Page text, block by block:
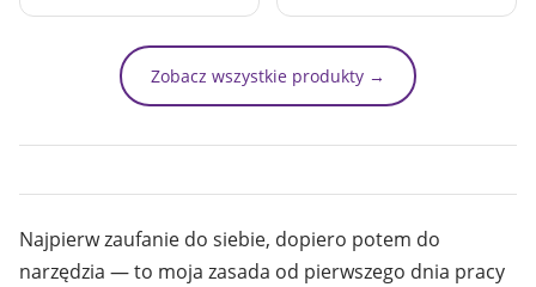
Zobacz wszystkie produkty →
Najpierw zaufanie do siebie, dopiero potem do
narzędzia — to moja zasada od pierwszego dnia pracy